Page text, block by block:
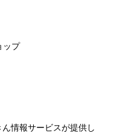
ップ
情報サービスが提供し